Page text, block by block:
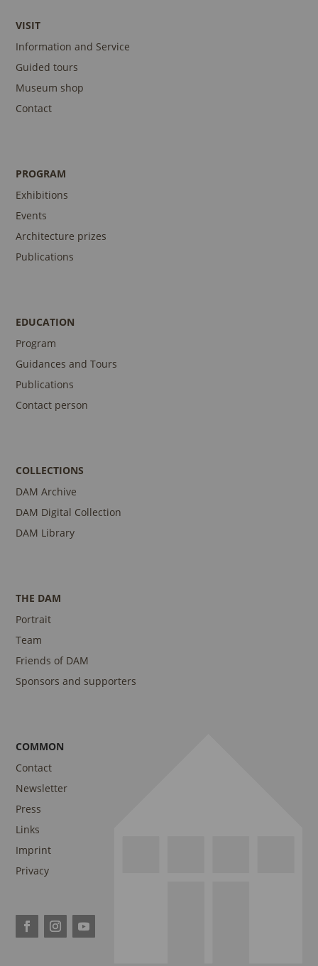
VISIT
Information and Service
Guided tours
Museum shop
Contact
PROGRAM
Exhibitions
Events
Architecture prizes
Publications
EDUCATION
Program
Guidances and Tours
Publications
Contact person
COLLECTIONS
DAM Archive
DAM Digital Collection
DAM Library
THE DAM
Portrait
Team
Friends of DAM
Sponsors and supporters
COMMON
Contact
Newsletter
Press
Links
Imprint
Privacy